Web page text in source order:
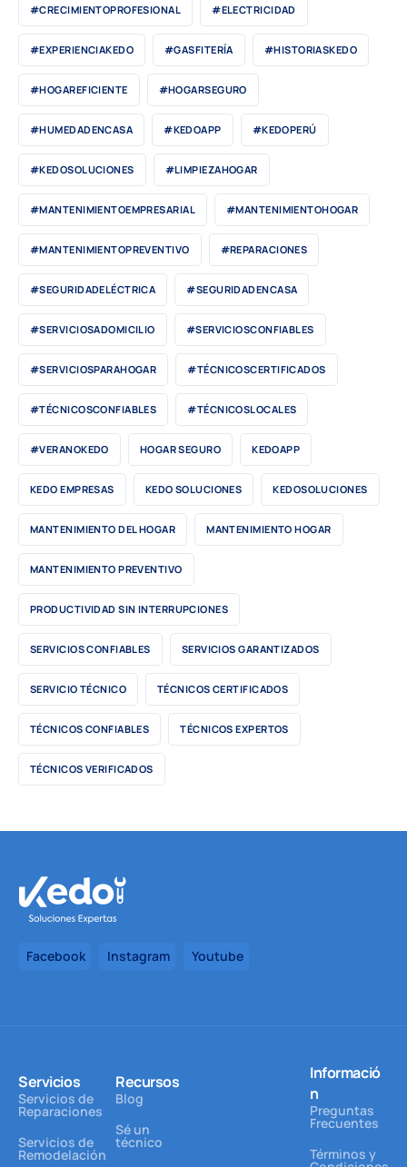
#CRECIMIENTOPROFESIONAL #ELECTRICIDAD
#EXPERIENCIAKEDO #GASFITERÍA #HISTORIASKEDO
#HOGAREFICIENTE #HOGARSEGURO
#HUMEDADENCASA #KEDOAPP #KEDOPERÚ
#KEDOSOLUCIONES #LIMPIEZAHOGAR
#MANTENIMIENTOEMPRESARIAL #MANTENIMIENTOHOGAR
#MANTENIMIENTOPREVENTIVO #REPARACIONES
#SEGURIDADELÉCTRICA #SEGURIDADENCASA
#SERVICIOSADOMICILIO #SERVICIOSCONFIABLES
#SERVICIOSPARAHOGAR #TÉCNICOSCERTIFICADOS
#TÉCNICOSCONFIABLES #TÉCNICOSLOCALES
#VERANOKEDO HOGAR SEGURO KEDOAPP
KEDO EMPRESAS KEDO SOLUCIONES KEDOSOLUCIONES
MANTENIMIENTO DEL HOGAR MANTENIMIENTO HOGAR
MANTENIMIENTO PREVENTIVO
PRODUCTIVIDAD SIN INTERRUPCIONES
SERVICIOS CONFIABLES SERVICIOS GARANTIZADOS
SERVICIO TÉCNICO TÉCNICOS CERTIFICADOS
TÉCNICOS CONFIABLES TÉCNICOS EXPERTOS
TÉCNICOS VERIFICADOS
Facebook Instagram Youtube
Servicios
Servicios de
Reparaciones
Servicios de
Remodelación
Recursos
Blog
Sé un
técnico
Informació
n
Preguntas
Frecuentes
Términos y